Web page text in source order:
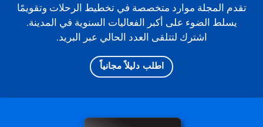
تقدم المجلة موارد متخصصة في تخطيط الرحلات وتقويمًا
يسلط الضوء على أكبر الفعاليات السنوية في المدينة.
اشترك لتتلقى العدد الحالي عبر البريد.
اطلب دليلاً مجانياً